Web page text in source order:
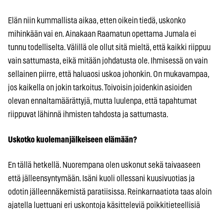
Elän niin kummallista aikaa, etten oikein tiedä, uskonko
mihinkään vai en. Ainakaan Raamatun opettama Jumala ei
tunnu todelliselta. Välillä ole ollut sitä mieltä, että kaikki riippuu
vain sattumasta, eikä mitään johdatusta ole. Ihmisessä on vain
sellainen piirre, että haluaosi uskoa johonkin. On mukavampaa,
jos kaikella on jokin tarkoitus. Toivoisin joidenkin asioiden
olevan ennaltamäärättyjä, mutta luulenpa, että tapahtumat
riippuvat lähinnä ihmisten tahdosta ja sattumasta.
Uskotko kuolemanjälkeiseen elämään?
En tällä hetkellä. Nuorempana olen uskonut sekä taivaaseen
että jälleensyntymään. Isäni kuoli ollessani kuusivuotias ja
odotin jälleennäkemistä paratiisissa. Reinkarnaatiota taas aloin
ajatella luettuani eri uskontoja käsitteleviä poikkitieteellisiä